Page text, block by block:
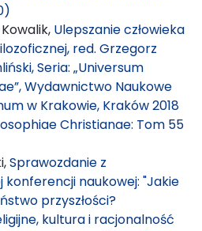
Ulepszanie człowieka
red. Grzegorz
Seria: „Universum
Wydawnictwo Naukowe
w Krakowie, Kraków 2018
Christianae: Tom 55
Sprawozdanie z
naukowej: "Jakie
przyszłości?
kultura i racjonalność